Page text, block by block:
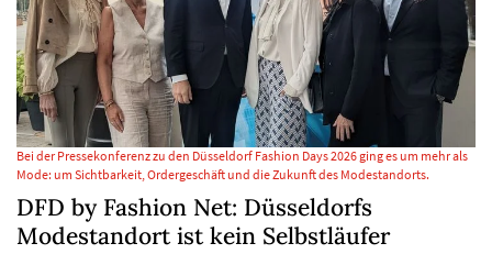
Bei der Pressekonferenz zu den Düsseldorf Fashion Days 2026 ging es um mehr als
Mode: um Sichtbarkeit, Ordergeschäft und die Zukunft des Modestandorts.
DFD by Fashion Net: Düsseldorfs
Modestandort ist kein Selbstläufer